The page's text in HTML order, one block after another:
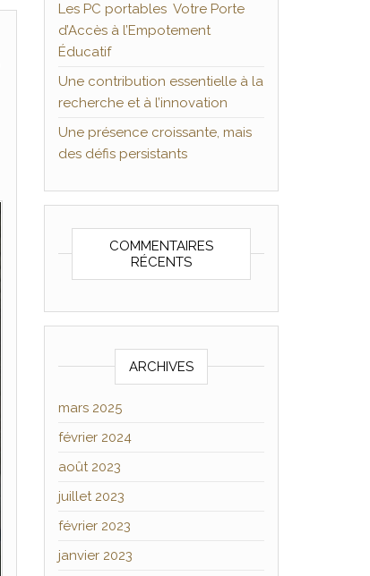
Les PC portables Votre Porte
d’Accès à l’Empotement
Éducatif
Une contribution essentielle à la
recherche et à l’innovation
Une présence croissante, mais
des défis persistants
COMMENTAIRES
RÉCENTS
ARCHIVES
mars 2025
février 2024
août 2023
juillet 2023
février 2023
janvier 2023